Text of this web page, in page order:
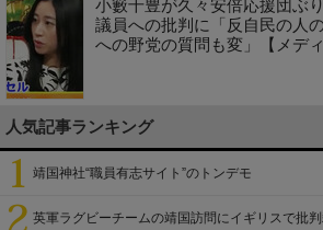
小籔千豊が久々安倍応援団ぶ
議員への批判に「反自民の人
への野党の質問も変」【メデ
人気記事ランキング
靖国神社“職員有志サイト”のトンデモ
英軍ラグビーチームの靖国訪問にイギリスで批判